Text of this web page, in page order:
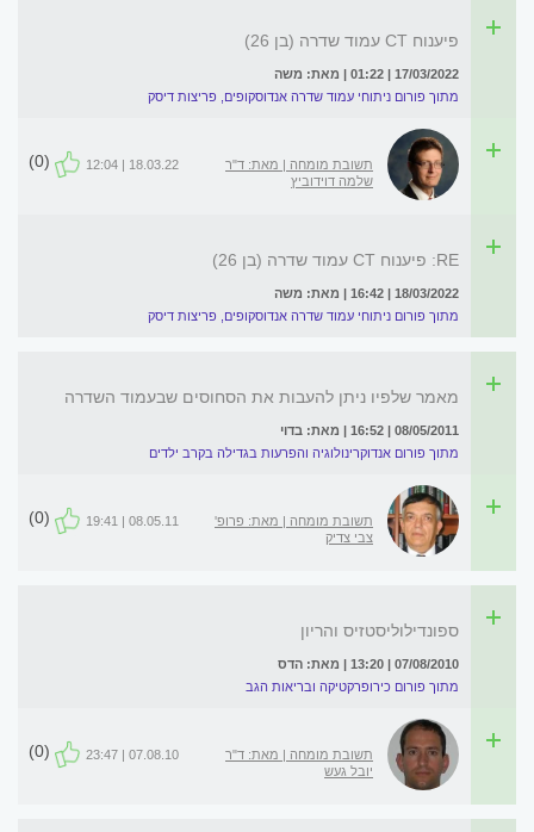
פיענוח CT עמוד שדרה (בן 26)
17/03/2022 | 01:22 | מאת: משה
מתוך פורום ניתוחי עמוד שדרה אנדוסקופים, פריצות דיסק
תשובת מומחה | מאת: ד"ר
שלמה דוידוביץ
18.03.22 | 12:04
(0)
RE: פיענוח CT עמוד שדרה (בן 26)
18/03/2022 | 16:42 | מאת: משה
מתוך פורום ניתוחי עמוד שדרה אנדוסקופים, פריצות דיסק
מאמר שלפיו ניתן להעבות את הסחוסים שבעמוד השדרה
08/05/2011 | 16:52 | מאת: בדוי
מתוך פורום אנדוקרינולוגיה והפרעות בגדילה בקרב ילדים
תשובת מומחה | מאת: פרופ'
צבי צדיק
08.05.11 | 19:41
(0)
ספונדילוליסטזיס והריון
07/08/2010 | 13:20 | מאת: הדס
מתוך פורום כירופרקטיקה ובריאות הגב
תשובת מומחה | מאת: ד"ר
יובל געש
07.08.10 | 23:47
(0)